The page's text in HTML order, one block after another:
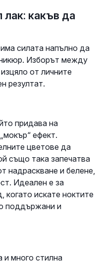
лак: какъв да
силата напълно да
Изборът между
от личните
резултат.
придава на
ефект.
цветове да
също така запечатва
надраскване и белене,
Идеален е за
когато искате ноктите
поддържани и
много стилна